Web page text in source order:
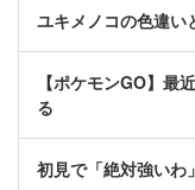
ユキメノコの色違い
【ポケモンGO】最
る
初見で「絶対強いわ